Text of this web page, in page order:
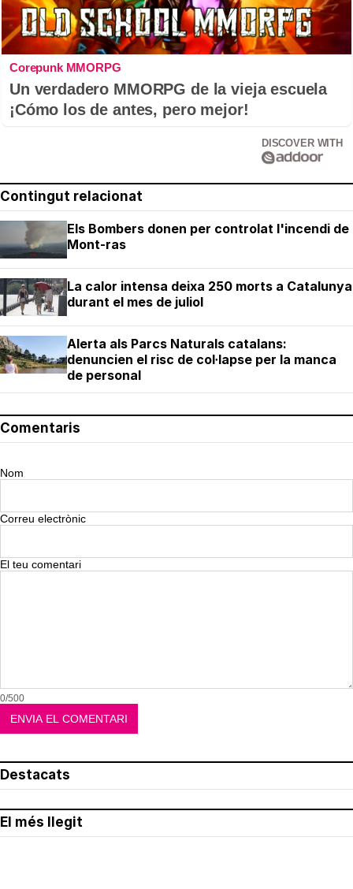
Corepunk MMORPG
Un verdadero MMORPG de la vieja escuela
¡Cómo los de antes, pero mejor!
DISCOVER WITH
Contingut relacionat
Els Bombers donen per controlat l'incendi de
Mont-ras
La calor intensa deixa 250 morts a Catalunya
durant el mes de juliol
Alerta als Parcs Naturals catalans:
denuncien el risc de col·lapse per la manca
de personal
Comentaris
Nom
Correu electrònic
El teu comentari
0/500
Destacats
El més llegit